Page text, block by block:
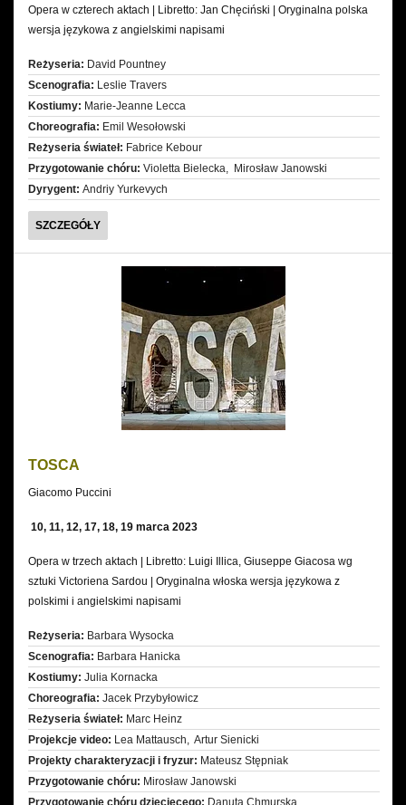
Opera w czterech aktach | Libretto: Jan Chęciński | Oryginalna polska
wersja językowa z angielskimi napisami
Reżyseria: David Pountney
Scenografia: Leslie Travers
Kostiumy: Marie-Jeanne Lecca
Choreografia: Emil Wesołowski
Reżyseria świateł: Fabrice Kebour
Przygotowanie chóru: Violetta Bielecka, Mirosław Janowski
Dyrygent: Andriy Yurkevych
SZCZEGÓŁYSTRASZNY
|
TOSCA
Giacomo Puccini
10, 11, 12, 17, 18, 19 marca 2023
Opera w trzech aktach | Libretto: Luigi Illica, Giuseppe Giacosa wg
sztuki Victoriena Sardou | Oryginalna włoska wersja językowa z
polskimi i angielskimi napisami
Reżyseria: Barbara Wysocka
Scenografia: Barbara Hanicka
Kostiumy: Julia Kornacka
Choreografia: Jacek Przybyłowicz
Reżyseria świateł: Marc Heinz
Projekcje video: Lea Mattausch, Artur Sienicki
Projekty charakteryzacji i fryzur: Mateusz Stępniak
Przygotowanie chóru: Mirosław Janowski
Przygotowanie chóru dziecięcego: Danuta Chmurska